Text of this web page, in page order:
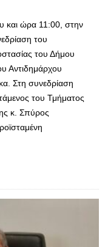
και ώρα 11:00, στην
του
του Δήμου
Αντιδημάρχου
Στη συνεδρίαση
του Τμήματος
κ. Σπύρος